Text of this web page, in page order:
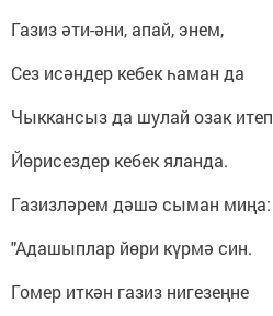
Газиз әти-әни, апай, энем,
Сез исәндер кебек һаман да
Чыккансыз да шулай озак итеп
Йөрисездер кебек яланда.
Газизләрем дәшә сыман миңа:
"Адашыплар йөри күрмә син.
Гомер иткән газиз нигезеңне